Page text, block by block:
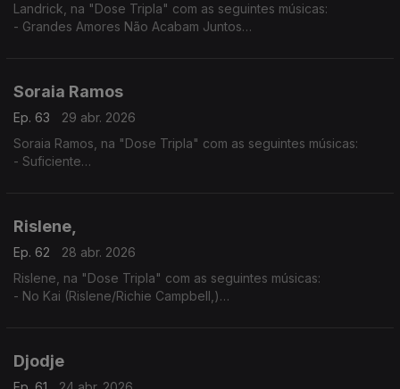
Landrick, na "Dose Tripla" com as seguintes músicas:
- Grandes Amores Não Acabam Juntos
Soraia Ramos
Ep. 63
29 abr. 2026
Soraia Ramos, na "Dose Tripla" com as seguintes músicas:
- Suficiente
Rislene,
Ep. 62
28 abr. 2026
Rislene, na "Dose Tripla" com as seguintes músicas:
- No Kai (Rislene/Richie Campbell,)
Djodje